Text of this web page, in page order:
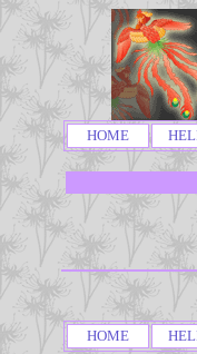
HOME
HOME